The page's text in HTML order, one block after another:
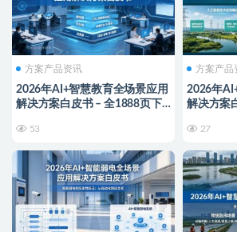
方案产品资讯
2026年AI+智慧教育全场景应用
解决方案白皮书 – 全1888页下
53
方案产品
2026年
解决方案
27